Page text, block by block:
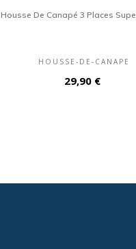
Housse De Canapé 3 Places
HOUSSE-DE-CANAPE
Prix
29,90 €